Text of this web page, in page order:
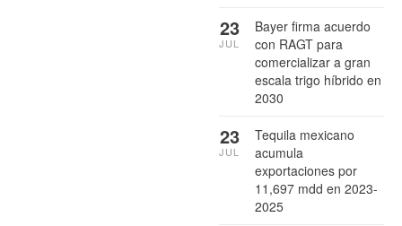
Bayer firma acuerdo
con RAGT para
comercializar a gran
escala trigo híbrido en
2030
23
JUL
Tequila mexicano
acumula
exportaciones por
11,697 mdd en 2023-
2025
23
JUL